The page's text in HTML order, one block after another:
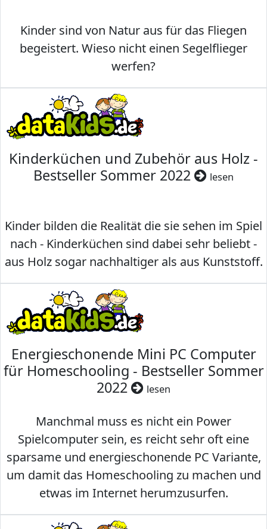
Kinder sind von Natur aus für das Fliegen
begeistert. Wieso nicht einen Segelflieger
werfen?
Kinderküchen und Zubehör aus Holz -
Bestseller Sommer 2022
lesen
Kinder bilden die Realität die sie sehen im Spiel
nach - Kinderküchen sind dabei sehr beliebt -
aus Holz sogar nachhaltiger als aus Kunststoff.
Energieschonende Mini PC Computer
für Homeschooling - Bestseller Sommer
2022
lesen
Manchmal muss es nicht ein Power
Spielcomputer sein, es reicht sehr oft eine
sparsame und energieschonende PC Variante,
um damit das Homeschooling zu machen und
etwas im Internet herumzusurfen.